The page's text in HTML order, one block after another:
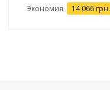
Экономия 14 066 грн.